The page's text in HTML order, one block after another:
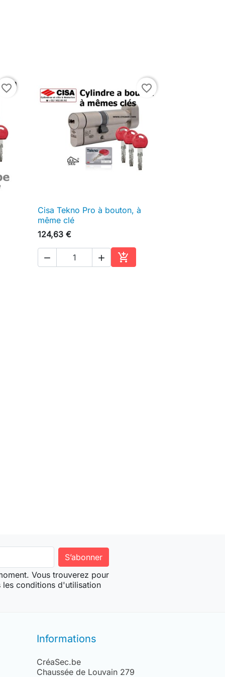
favorite_border
au panier
favorite_border
 Aperçu rapide
Cisa Tekno Pro à bouton, à
même clé
124,63 €
  
Ajouter au panier
Vous trouverez pour
conditions d'utilisation
Informations
CréaSec.be
Chaussée de Louvain 279